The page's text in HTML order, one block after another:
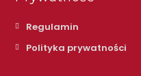
Regulamin
Polityka prywatności